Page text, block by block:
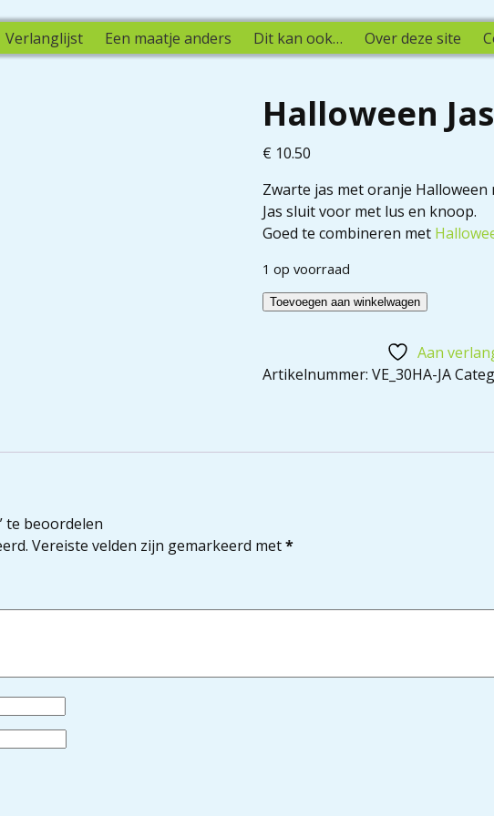
Verlanglijst Een maatje anders Dit kan ook… Over deze site
Halloween Jas
€ 10.50
Zwarte jas met oranje
Jas sluit voor met lus en knoop.
Goed te combineren met
1 op voorraad
Toevoegen aan winkelwagen
Aan
Artikelnummer:VE_30HA-JA
te beoordelen
Vereiste velden zijn gemarkeerd met*